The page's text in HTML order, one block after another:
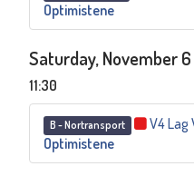
Optimistene
Saturday, November 6
11:30
B - Nortransport V4 Lag
Optimistene